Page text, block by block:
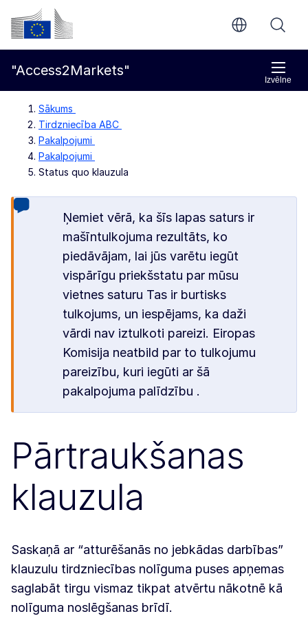
Pāriet uz galveno saturu
Eiropas Komisija
Izvēlne
"Access2Markets"
Sākums
Tirdzniecība ABC
Pakalpojumi
Pakalpojumi
Status quo klauzula
Ņemiet vērā, ka šīs lapas saturs ir
mašīntulkojuma rezultāts, ko
piedāvājam, lai jūs varētu iegūt
vispārīgu priekšstatu par mūsu
vietnes saturu Tas ir burtisks
tulkojums, un iespējams, ka daži
vārdi nav iztulkoti pareizi. Eiropas
Komisija neatbild par to tulkojumu
pareizību, kuri iegūti ar šā
pakalpojuma palīdzību .
Pārtraukšanas
klauzula
Saskaņā ar “atturēšanās no jebkādas darbības”
klauzulu tirdzniecības nolīguma puses apņemas
saglabāt tirgu vismaz tikpat atvērtu nākotnē kā
nolīguma noslēgšanas brīdī.